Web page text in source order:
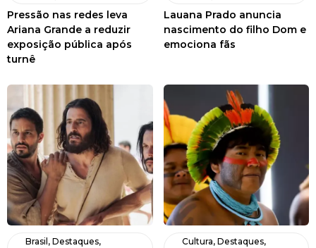
Pressão nas redes leva
Ariana Grande a reduzir
exposição pública após
turnê
Lauana Prado anuncia
nascimento do filho Dom e
emociona fãs
Brasil , Destaques,
Cultura, Destaques,